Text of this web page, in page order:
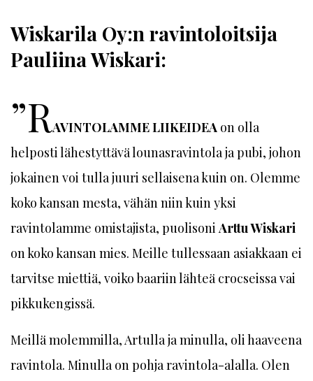
Wiskarila Oy:n ravintoloitsija
Pauliina Wiskari:
”RAVINTOLAMME LIIKEIDEA on olla
helposti lähestyttävä lounasravintola ja pubi, johon
jokainen voi tulla juuri sellaisena kuin on. Olemme
koko kansan mesta, vähän niin kuin yksi
ravintolamme omistajista, puolisoniArttu Wiskari
on koko kansan mies. Meille tullessaan asiakkaan ei
tarvitse miettiä, voiko baariin lähteä crocseissa vai
pikkukengissä.
Meillä molemmilla, Artulla ja minulla, oli haaveena
ravintola. Minulla on pohja ravintola-alalla. Olen